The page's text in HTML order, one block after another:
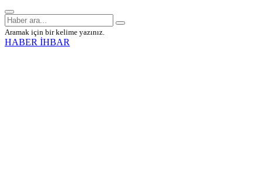
Aramak için bir kelime yazınız.
HABER İHBAR